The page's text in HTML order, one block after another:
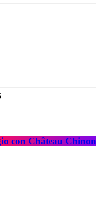
con Château Chinon